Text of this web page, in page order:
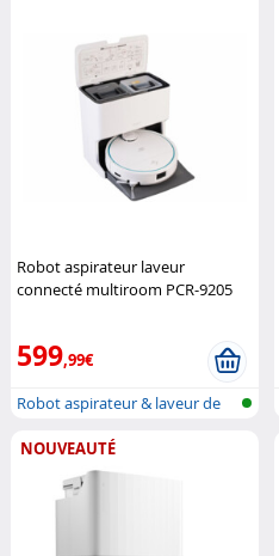
Robot aspirateur laveur
connecté multiroom PCR-9205
599,99€
Robot aspirateur & laveur de
NOUVEAUTÉ